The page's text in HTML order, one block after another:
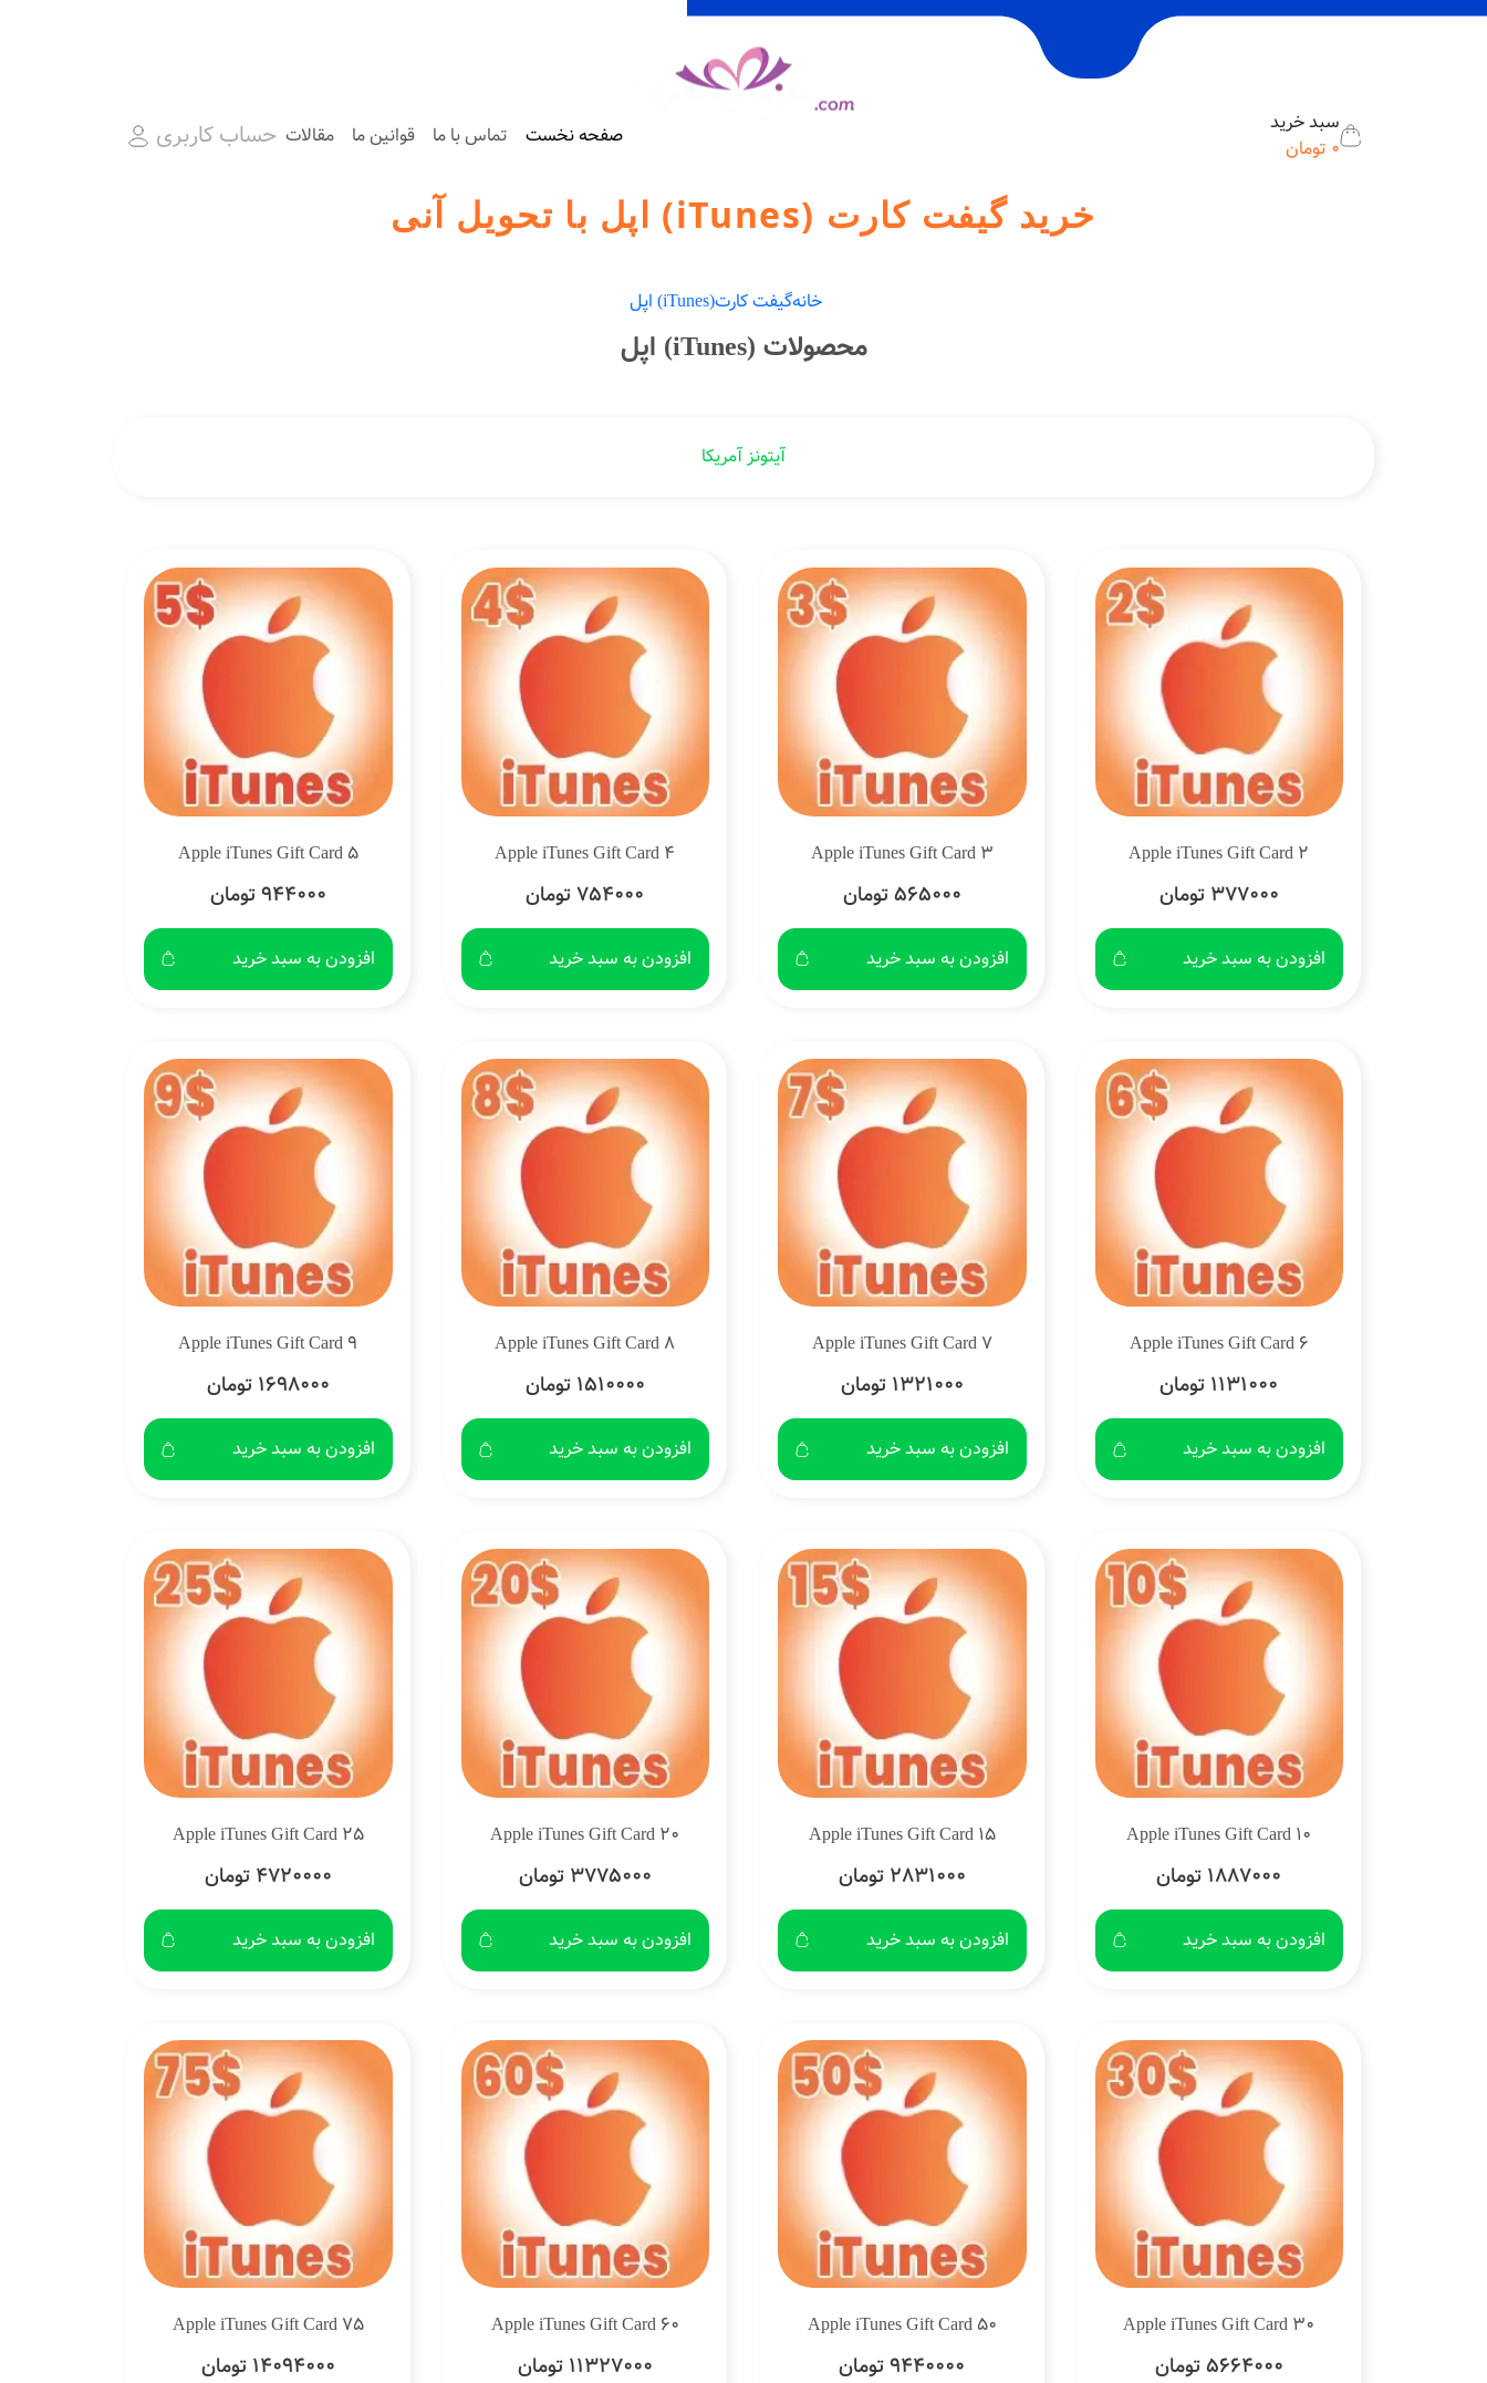
سبد خرید
0 تومان صفحه نخست تماس با ما قوانین ما مقالات حساب کاربری
خرید گیفت کارت (iTunes) اپل با تحویل آنی
خانهگیفت کارت(iTunes) اپل
محصولات (iTunes) اپل
آیتونز آمریکا
Apple iTunes Gift Card 2
377000 تومان
افزودن به سبد خرید
Apple iTunes Gift Card 3
565000 تومان
افزودن به سبد خرید
Apple iTunes Gift Card 4
754000 تومان
افزودن به سبد خرید
Apple iTunes Gift Card 5
944000 تومان
افزودن به سبد خرید
Apple iTunes Gift Card 6
1131000 تومان
افزودن به سبد خرید
Apple iTunes Gift Card 7
1321000 تومان
افزودن به سبد خرید
Apple iTunes Gift Card 8
1510000 تومان
افزودن به سبد خرید
Apple iTunes Gift Card 9
1698000 تومان
افزودن به سبد خرید
Apple iTunes Gift Card 10
1887000 تومان
افزودن به سبد خرید
Apple iTunes Gift Card 15
2831000 تومان
افزودن به سبد خرید
Apple iTunes Gift Card 20
3775000 تومان
افزودن به سبد خرید
Apple iTunes Gift Card 25
4720000 تومان
افزودن به سبد خرید
Apple iTunes Gift Card 30
5664000 تومان
Apple iTunes Gift Card 50
9440000 تومان
Apple iTunes Gift Card 60
11327000 تومان
Apple iTunes Gift Card 75
14094000 تومان